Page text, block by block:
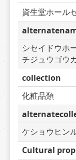
資生堂ホール
シセイドウホ
チジュウゴウ
collection
化粧品類
ケショウヒン
Cultural